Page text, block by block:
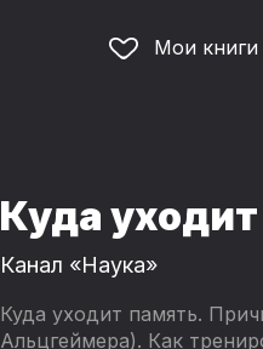
Мои книги
Куда
Канал «Наука»
Куда уходит память.
Альцгеймера). Как